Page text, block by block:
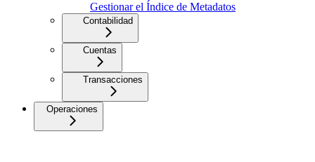
Gestionar el Índice de Metadatos
Contabilidad
Cuentas
Transacciones
Operaciones